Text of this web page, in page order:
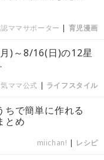
ママサポーター | 育児漫画
)～8/16(日)の12星
ママ公式 | ライフスタイル
ちで簡単に作れる
とめ
miichan! | レシピ